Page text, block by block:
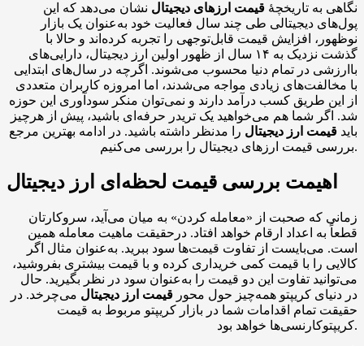
نگاهی به تاریخچهٔ قیمت ارزهای دیجیتال نشان می‌دهد که این
پول‌های دیجیتالی طی چند سال فعالیت خود به‌عنوان یک بازار
نوظهور، افزایش قیمت قابل‌توجهی را تجربه کرده‌اند و حالا با
گذشت نزدیک به ۱۴ سال از ظهور اولین ارز دیجیتال، دارایی‌های
باارزشی در تمام دنیا محسوب می‌شوند. اگرچه در سال‌های ابتدایی
با مخالفت‌های زیادی مواجه می‌شدند، اما امروزه کاربران متعددی
از این طریق کسب درآمد دارند و نمی‌توان منکر سودآوری این حوزه
شد. اگر شما هم می‌خواهید یک تریدر حرفه‌ای باشید، پیش از هرچیز
باید قیمت ارز دیجیتال را مدنظر داشته باشید. در ادامه بهترین مرجع
بررسی قیمت ارزهای دیجیتال را بررسی می‌کنیم.
اهیمت بررسی قیمت لحظه‌ای ارز دیجیتال
زمانی که صحبت از «معامله کردن» به میان می‌آید، سروکارتان
قطعاً به اعداد ارقام خواهد افتاد. درحقیقت ماهیت معامله همین
است. می‌بایست از تفاوت قیمت‌ها سود ببرید. به‌عنوان مثال اگر
کالایی را با قیمت کمی خریداری کرده و با قیمت بیشتری بفروشید،
می‌توانید تفاوت این دو قیمت را به‌عنوان سود در نظر بگیرید. حال
در دنیای کریپتو همه‌چیز حول محور قیمت ارز دیجیتال می‌چرخد. در
حقیقت تمام اقدامات شما در بازار کریپتو مربوط به قیمت
کریپتوکارنسی‌ها خواهد بود.